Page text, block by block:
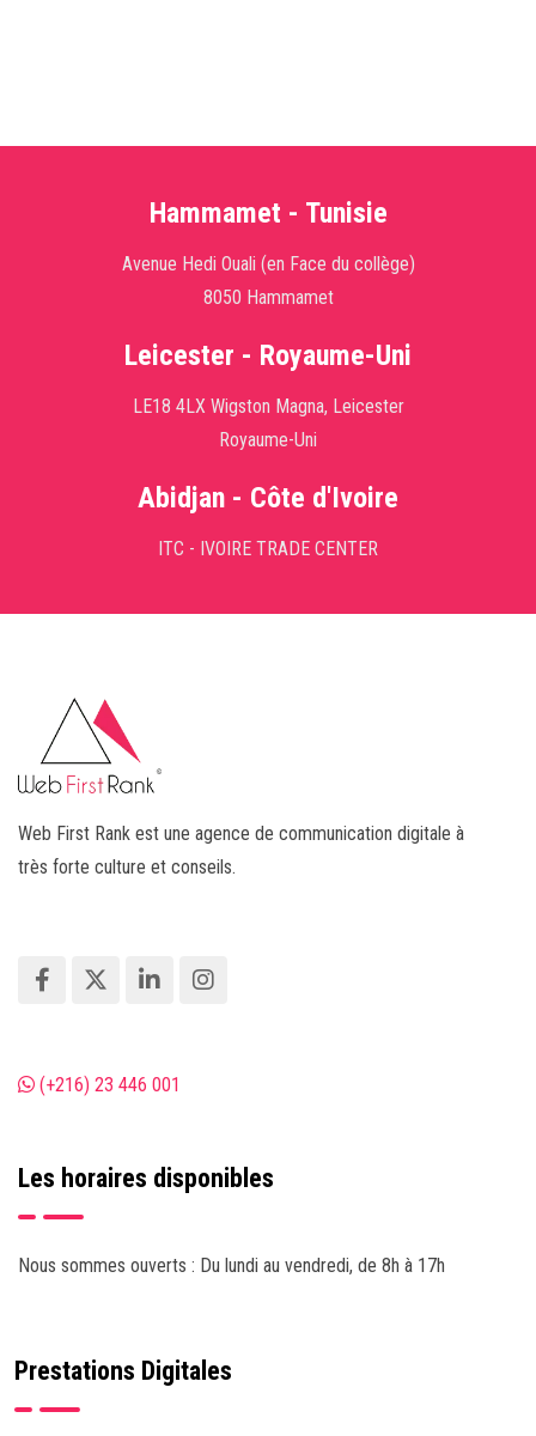
Hammamet - Tunisie
Avenue Hedi Ouali (en Face du collège)
8050 Hammamet
Leicester - Royaume-Uni
LE18 4LX Wigston Magna, Leicester
Royaume-Uni
Abidjan - Côte d'Ivoire
ITC - IVOIRE TRADE CENTER
Web First Rank est une agence de communication digitale à
très forte culture et conseils.
(+216) 23 446 001
Les horaires disponibles
Nous sommes ouverts : Du lundi au vendredi, de 8h à 17h
Prestations Digitales